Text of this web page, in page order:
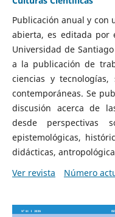
Publicación anual y con
abierta, es editada por
Universidad de
a la publicación de
ciencias y
contemporáneas. Se
discusión acerca de
desde perspectivas
epistemológicas,
didácticas,
Ver revista
Número